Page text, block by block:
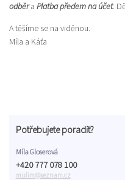
odběra Platba předem na účet.
A těšíme se na viděnou.
Míla a Káťa
Potřebujete poradit?
Míla Gloserová
+420 777 078 100
mulim@seznam.cz